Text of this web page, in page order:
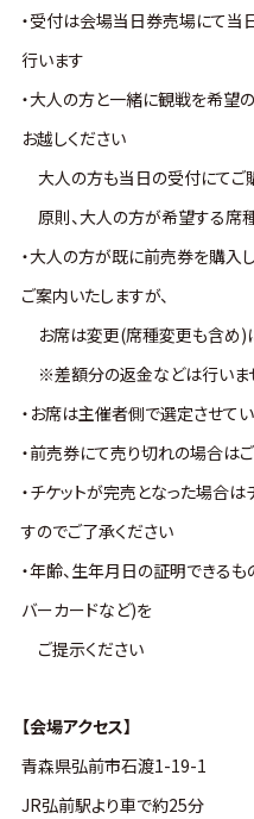
・受付は会場当日券売場にて
行います
・大人の方と一緒に観戦を希望
お越しください
大人の方も当日の受付にてご
原則、大人の方が希望する席
・大人の方が既に前売券を購入
ご案内いたしますが、
お席は変更(席種変更も含め)
※差額分の返金などは行いま
・お席は主催者側で選定させて
・前売券にて売り切れの場合は
・チケットが完売となった場合
すのでご了承ください
・年齢、生年月日の証明できる
バーカードなど)を
ご提示ください
【会場アクセス】
青森県弘前市石渡1-19-1
JR弘前駅より車で約25分